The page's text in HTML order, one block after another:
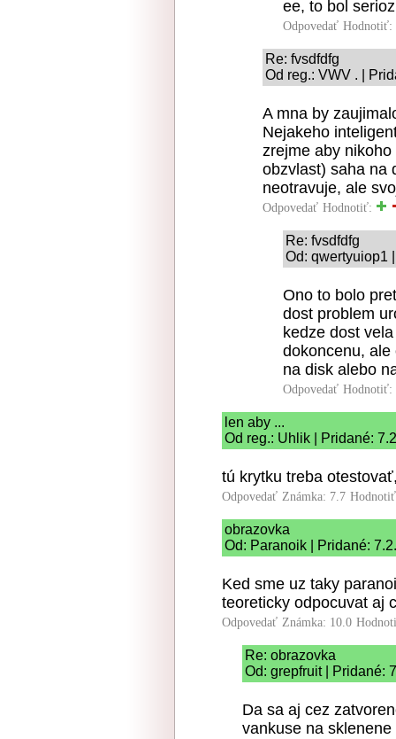
ee, to bol
Odpovedať Hodnotiť:
Re: fvsdfdfg
Od reg.: VWV . |
A mna by
Nejakeho
zrejme aby
obzvlast) saha na
neotravuje, ale
Odpovedať Hodnotiť:
Re: fvsdfdfg
Od: qwertyuiop1
Ono to bolo
dost problem
kedze dost
dokoncenu,
na disk alebo
Odpovedať Hodnotiť:
len aby ...
Od reg.: Uhlik | Pridané:
tú krytku treba
Odpovedať Známka: 7.7
obrazovka
Od: Paranoik | Pridané:
Ked sme uz taky
teoreticky odpocuvat aj
Odpovedať Známka: 10.0
Re: obrazovka
Od: grepfruit | Pridané:
Da sa aj cez
vankuse na